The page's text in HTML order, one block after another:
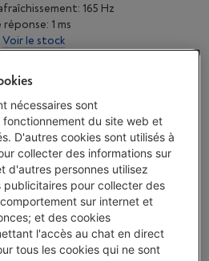
165 Hz
1 ms
Voir le stock
(1)
d'écran: IPS
nécessaires sont
fonctionnement du site web et
D'autres cookies sont utilisés à
collecter des informations sur
d'autres personnes utilisez
publicitaires pour collecter des
sur internet et
et des cookies
l'accès au chat en direct
tous les cookies qui ne sont